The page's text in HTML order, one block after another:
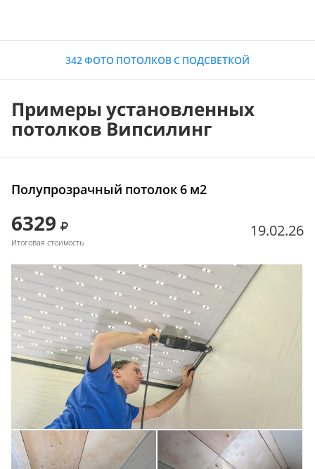
342 ФОТО ПОТОЛКОВ С ПОДСВЕТКОЙ
Примеры установленных
потолков Випсилинг
Полупрозрачный потолок 6 м2
6329
Итоговая стоимость
19.02.26